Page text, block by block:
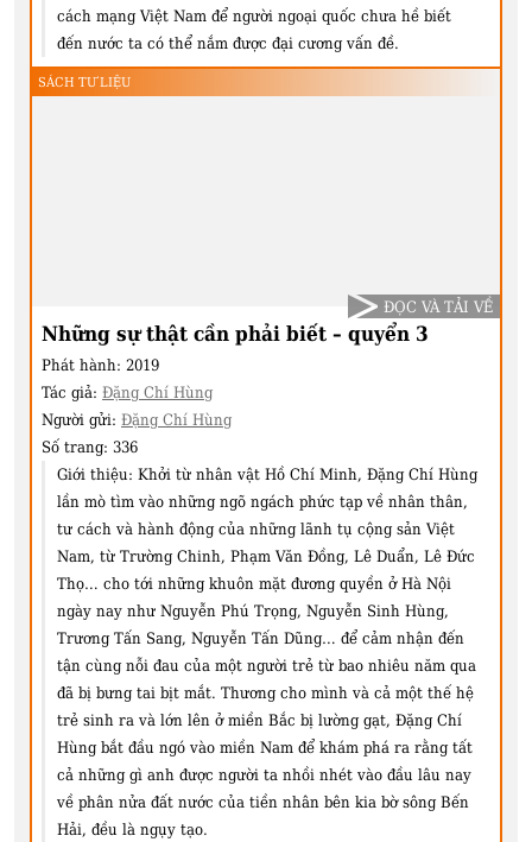
cách mạng Việt Nam để người ngoại quốc chưa hề biết
đến nước ta có thể nắm được đại cương vấn đề.
SÁCH TƯ LIỆU
Những sự thật cần phải biết – quyển 3
Phát hành: 2019
Tác giả: Đặng Chí Hùng
Người gửi: Đặng Chí Hùng
Số trang: 336
Giới thiệu: Khởi từ nhân vật Hồ Chí Minh, Đặng Chí Hùng
lần mò tìm vào những ngõ ngách phức tạp về nhân thân,
tư cách và hành động của những lãnh tụ cộng sản Việt
Nam, từ Trường Chinh, Phạm Văn Đồng, Lê Duẩn, Lê Đức
Thọ… cho tới những khuôn mặt đương quyền ở Hà Nội
ngày nay như Nguyễn Phú Trọng, Nguyễn Sinh Hùng,
Trương Tấn Sang, Nguyễn Tấn Dũng… để cảm nhận đến
tận cùng nỗi đau của một người trẻ từ bao nhiêu năm qua
đã bị bưng tai bịt mắt. Thương cho mình và cả một thế hệ
trẻ sinh ra và lớn lên ở miền Bắc bị lường gạt, Đặng Chí
Hùng bắt đầu ngó vào miền Nam để khám phá ra rằng tất
cả những gì anh được người ta nhồi nhét vào đầu lâu nay
về phân nửa đất nước của tiền nhân bên kia bờ sông Bến
Hải, đều là ngụy tạo.
ĐỌC VÀ TẢI VỀ